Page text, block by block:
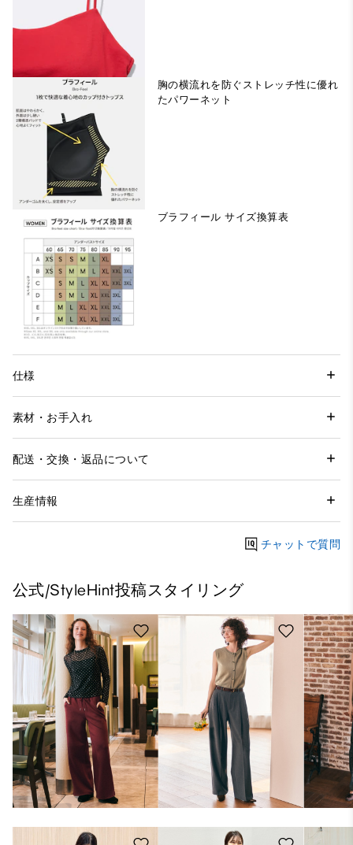
胸の横流れを防ぐストレッチ性に優れ
たパワーネット
ブラフィール サイズ換算表
仕様
素材・お手入れ
配送・交換・返品について
生産情報
チャットで質問
公式/StyleHint投稿スタイリング